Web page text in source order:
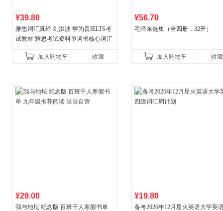
¥39.80
雅思词汇真经 刘洪波 学为贵IELTS考
试教材 雅思考试资料单词书核心词汇
加入购物车
收藏
¥56.70
毛泽东选集（全四册，32开）
加入购物车 收藏
¥29.00
我与地坛 纪念版 百班千人寒假书单
¥19.80
备考2026年12月星火英语大学英